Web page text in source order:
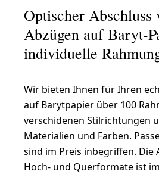
Optischer Abschluss
Abzügen auf Baryt-
individuelle
Wir bieten Ihnen für Ihren
auf Barytpapier über 100
verschidenen Stilrichtungen
Materialien und Farben.
sind im Preis inbegriffen.
Hoch- und Querformate ist